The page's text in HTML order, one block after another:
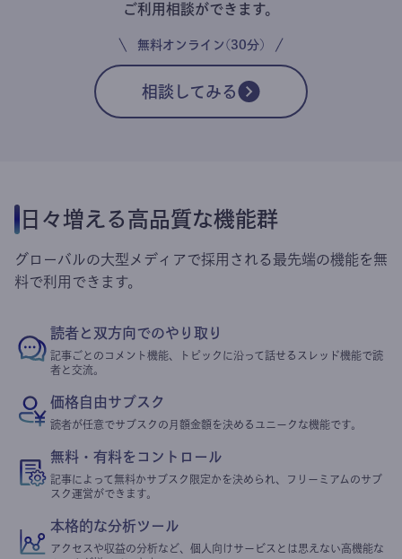
ご利用相談ができます。
無料オンライン(30分)
相談してみる
日々増える高品質な機能群
グローバルの大型メディアで採用される最先端の機能を無
料で利用できます。
読者と双方向でのやり取り
記事ごとのコメント機能、トピックに沿って話せるスレッド機能で読
者と交流。
価格自由サブスク
読者が任意でサブスクの月額金額を決めるユニークな機能です。
無料・有料をコントロール
記事によって無料かサブスク限定かを決められ、フリーミアムのサブ
スク運営ができます。
本格的な分析ツール
アクセスや収益の分析など、個人向けサービスとは思えない高機能な